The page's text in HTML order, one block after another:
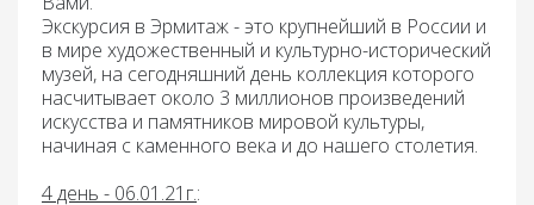
Экскурсия в Эрмитаж -это крупнейший в России и
в мире художественный и культурно-исторический
музей, на сегодняшний день коллекция которого
насчитывает около 3 миллионов произведений
искусства и памятников мировой культуры,
начиная с каменного века и до нашего столетия.
4 день - 06.01.21г.: